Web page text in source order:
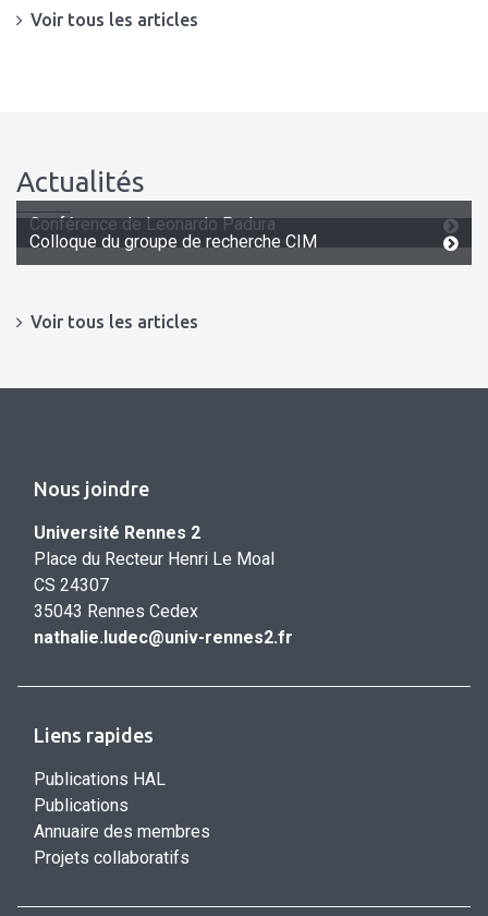
Voir tous les articles
Actualités
Conférence de Leonardo Padura
Colloque du groupe de recherche CIM
Voir tous les articles
Nous joindre
Université Rennes 2
Place du Recteur Henri Le Moal
CS 24307
35043 Rennes Cedex
nathalie.ludec@univ-rennes2.fr
Liens rapides
Publications HAL
Publications
Annuaire des membres
Projets collaboratifs